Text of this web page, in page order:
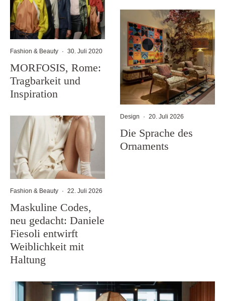
Fashion & Beauty · 30. Juli 2020
MORFOSIS, Rome:
Tragbarkeit und
Inspiration
Fashion & Beauty · 22. Juli 2026
Maskuline Codes,
neu gedacht: Daniele
Fiesoli entwirft
Weiblichkeit mit
Haltung
Design · 20. Juli 2026
Die Sprache des
Ornaments